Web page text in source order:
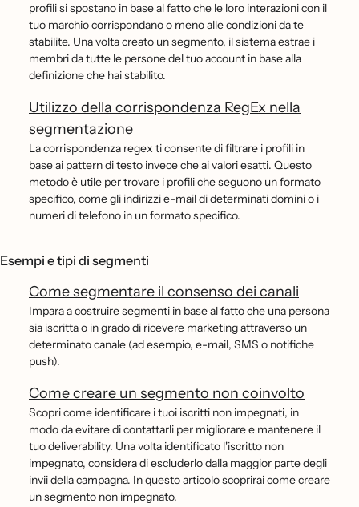
profili si spostano in base al fatto che le loro interazioni con il
tuo marchio corrispondano o meno alle condizioni da te
stabilite. Una volta creato un segmento, il sistema estrae i
membri da tutte le persone del tuo account in base alla
definizione che hai stabilito.
Utilizzo della corrispondenza RegEx nella
segmentazione
La corrispondenza regex ti consente di filtrare i profili in
base ai pattern di testo invece che ai valori esatti. Questo
metodo è utile per trovare i profili che seguono un formato
specifico, come gli indirizzi e-mail di determinati domini o i
numeri di telefono in un formato specifico.
Esempi e tipi di segmenti
Come segmentare il consenso dei canali
Impara a costruire segmenti in base al fatto che una persona
sia iscritta o in grado di ricevere marketing attraverso un
determinato canale (ad esempio, e-mail, SMS o notifiche
push).
Come creare un segmento non coinvolto
Scopri come identificare i tuoi iscritti non impegnati, in
modo da evitare di contattarli per migliorare e mantenere il
tuo deliverability. Una volta identificato l'iscritto non
impegnato, considera di escluderlo dalla maggior parte degli
invii della campagna. In questo articolo scoprirai come creare
un segmento non impegnato.